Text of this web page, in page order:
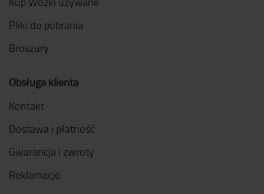
Pliki do pobrania
Broszury
Obsługa klienta
Kontakt
Dostawa i płatność
Gwarancja i zwroty
Reklamacje